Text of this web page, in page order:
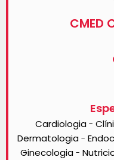
CMED
Cardiologia -
Dermatologia-
Ginecologia -